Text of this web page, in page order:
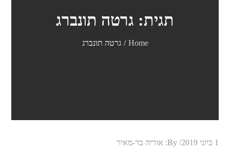
תגית: גרטה תונברג
Home גרטה תונברג
Posted1 ביוני 2019 By: אוריה בר-מאיר